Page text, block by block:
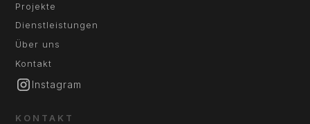
Projekte
Dienstleistungen
Über uns
Kontakt
Instagram
KONTAKT